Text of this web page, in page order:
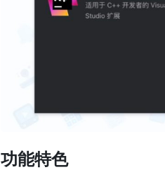
功能特色